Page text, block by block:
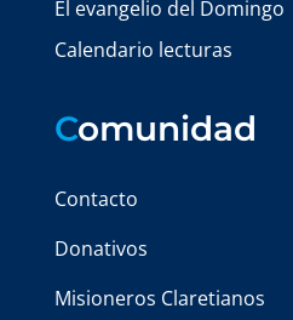
El evangelio del Domingo
Calendario lecturas
Comunidad
Contacto
Donativos
Misioneros Claretianos